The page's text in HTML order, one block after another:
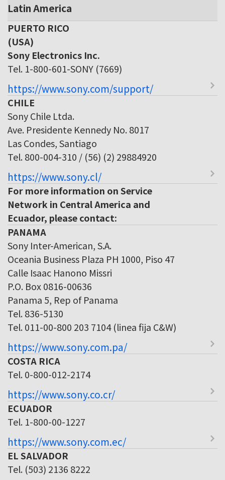
Latin America
PUERTO RICO
(USA)
Sony Electronics Inc.
Tel. 1-800-601-SONY (7669)
https://www.sony.com/support/
CHILE
Sony Chile Ltda.
Ave. Presidente Kennedy No. 8017
Las Condes, Santiago
Tel. 800-004-310 / (56) (2) 29884920
https://www.sony.cl/
For more information on Service
Network in Central America and
Ecuador, please contact:
PANAMA
Sony Inter-American, S.A.
Oceania Business Plaza PH 1000, Piso 47
Calle Isaac Hanono Missri
P.O. Box 0816-00636
Panama 5, Rep of Panama
Tel. 836-5130
Tel. 011-00-800 203 7104 (linea fija C&W)
https://www.sony.com.pa/
COSTA RICA
Tel. 0-800-012-2174
https://www.sony.co.cr/
ECUADOR
Tel. 1-800-00-1227
https://www.sony.com.ec/
EL SALVADOR
Tel. (503) 2136 8222